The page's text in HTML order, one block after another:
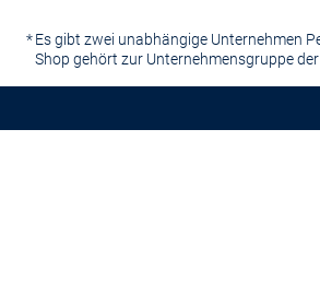
Es gibt zwei unabhängige Unternehmen
Shop gehört zur Unternehmensgruppe